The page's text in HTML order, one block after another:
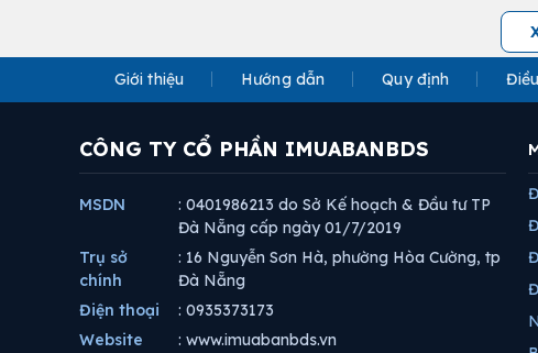
Giới thiệu Hướng dẫn Quy định
CÔNG TY CỔ PHẦN IMUABANBDS
MSDN
: 0401986213 do Sở Kế hoạch & Đầu tư TP
Đà Nẵng cấp ngày 01/7/2019
Trụ sở
chính
: 16 Nguyễn Sơn Hà, phường Hòa Cường, tp
Đà Nẵng
Điện thoại
: 0935373173
Website
: www.imuabanbds.vn